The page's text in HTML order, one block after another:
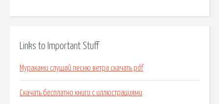
Links to Important Stuff
Мураками слушай песню ветра скачать pdf
Скачать бесплатно книги с иллюстрациями